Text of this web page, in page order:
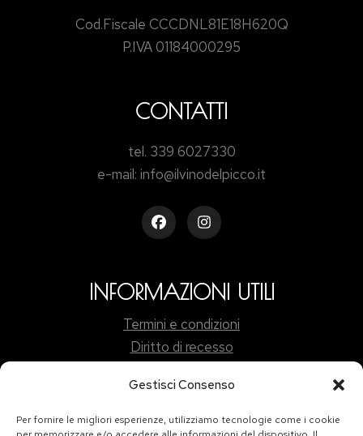
Gestisci Consenso
Per fornire le migliori esperienze, utilizziamo tecnologie come i cookie
Cod.Fiscale CCCDNL81E18H620Q
P.IVA 01184000295
CONTATTI
tel. 339 6027330
e-mail: info@ilvinodelpicco.it
INFORMAZIONI UTILI
Termini e condizioni
Diritto di recesso